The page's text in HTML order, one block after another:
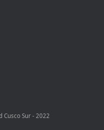
Cusco Sur - 2022